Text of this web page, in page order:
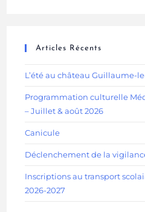
Articles Récents
L’été au château Guillaume-
Programmation culturelle
– Juillet & août 2026
Canicule
Déclenchement de la
Inscriptions au transport
2026-2027